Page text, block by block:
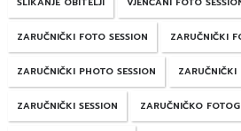
ZARUČNIČKI FOTO SESSION ZARUČNIČKI
ZARUČNIČKI PHOTO SESSION ZARUČNIČKI
ZARUČNIČKI SESSION ZARUČNIČKO